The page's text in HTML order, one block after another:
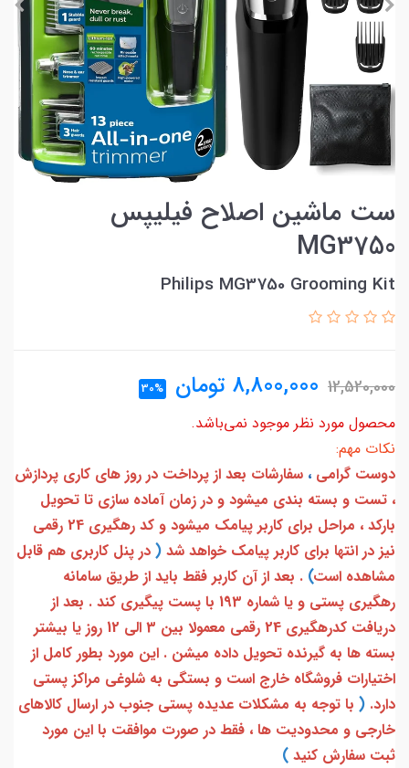
ست ماشین اصلاح فیلیپس
MG3750
Philips MG3750 Grooming Kit
12,520,000
8,800,000 تومان 30%
محصول مورد نظر موجود نمی‌باشد.
نکات مهم:
دوست گرامی ، سفارشات بعد از پرداخت در روز های کاری پردازش
، تست و بسته بندی میشود و در زمان آماده سازی تا تحویل
بارکد ، مراحل برای کاربر پیامک میشود و کد رهگیری 24 رقمی
نیز در انتها برای کاربر پیامک خواهد شد ( در پنل کاربری هم قابل
مشاهده است) . بعد از آن کاربر فقط باید از طریق سامانه
رهگیری پستی و یا شماره 193 با پست پیگیری کند . بعد از
دریافت کدرهگیری 24 رقمی معمولا بین 3 الی 12 روز یا بیشتر
بسته ها به گیرنده تحویل داده میشن . این مورد بطور کامل از
اختیارات فروشگاه خارج است و بستگی به شلوغی مراکز پستی
دارد. ( با توجه به مشکلات عدیده پستی جنوب در ارسال کالاهای
خارجی و محدودیت ها ، فقط در صورت موافقت با این مورد
ثبت سفارش کنید )